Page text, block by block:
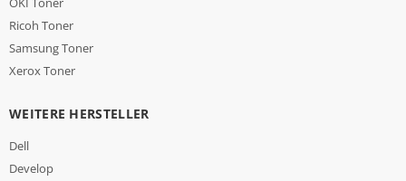
Ricoh Toner
Samsung Toner
Xerox Toner
WEITERE HERSTELLER
Dell
Develop